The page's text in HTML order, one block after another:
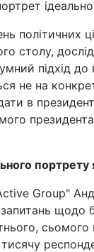
Львів
Харків
політичних
столу,
підхід до
не на
в
портрету
Group"
щодо
сьомого